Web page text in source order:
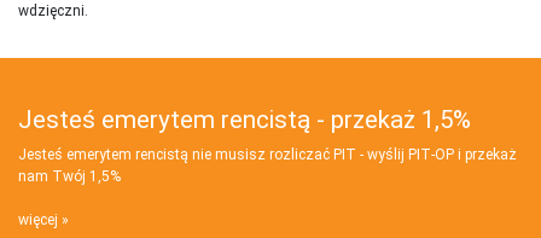
wdzięczni.
Jesteś emerytem rencistą - przekaż 1,5%
Jesteś emerytem rencistą nie musisz rozliczać PIT - wyślij PIT‑OP i przekaż
nam Twój 1,5%
więcej